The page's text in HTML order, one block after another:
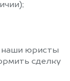
наши юристы
сделку